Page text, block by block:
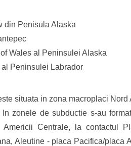
din Penisula Alaska
Wales al Peninsulei Alaska
Peninsulei Labrador
situata in zona macroplaci
zonele de subductie s-au
Americii Centrale, la contactul
Aleutine - placa Pacifica/placa